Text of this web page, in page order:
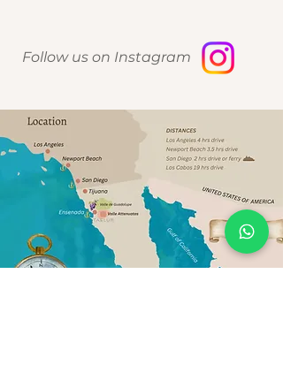
de sabores, decorado con flores
🌷
cajita de madera y recipiente
de vidrio con moño 🎀
Cajita Individual - 1 persona
Cajita Mediana - 3 personas
Caja Grande - 6 personas
Follow us on Instagram